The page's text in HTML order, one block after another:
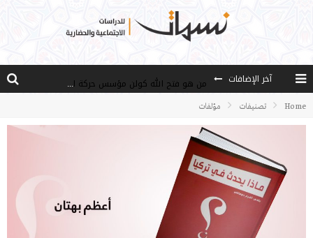
آخر الإضافات
الأستاذ عالما عارفا حكيما
مصادر العلم وسببه
Home تصنيفات مؤلفات